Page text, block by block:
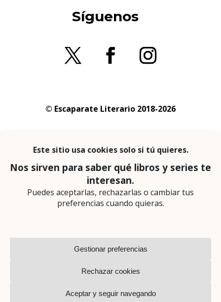
Síguenos
© Escaparate Literario 2018-2026
privacidad
En calidad de afiliado de Amazon obtengo
ingresos por las compras adscritas que